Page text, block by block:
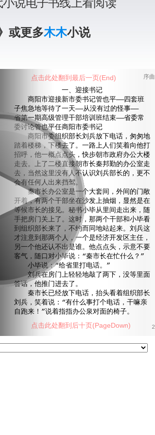
小说电子书线上看阅读
或更多木木小说
序曲
一、迎接书记
商阳市迎接新市委书记管也平——四套班
子焦急地等待了一天——从没有过的怪事——
省第一期高级管理干部培训班结束——省委常
委讨论管也平任商阳市委书记
商阳市委组织部长刘兵放下电话，匆匆地
踏着楼梯，下楼去了。一路上人们笑着向他打
招呼，他一概点点头，快步朝市政府办公大楼
走去。上了二楼直接朝市长秦邦勤的办公室走
去，当然这里没有人不认识刘兵部长的，更不
会有任何人出来挡驾。
秦市长办公室是一个大套间，外间的门敞
开着，有两个干部坐在沙发上抽烟，显然是在
等候市长的接见。秘书小毕从里间走出来，随
手把房门关上了。这时，那两个干部和小毕看
到组织部长来了，不约而同地站起来。刘兵这
才注意到那两个人，一个是经济开发区主任，
另一个他还认不出是谁。他点点头，示意不要
客气，随口对小毕说：“秦市长在忙什么？”
小毕说：“给省里打电话。”
刘兵在房门上轻轻地敲了两下，没等里面
答话，他推门进去了。
秦市长已经放下电话，抬头看着组织部长
刘兵，笑着说：“有什么事打个电话，干嘛亲
自跑来！”说着指指办公泉对面的椅子。
2
点击此处翻到最后一页(End)
点击此处翻到后十页(PageDown)